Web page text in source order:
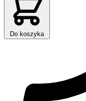
Do koszyka